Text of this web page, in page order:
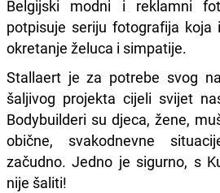
Belgijski modni i reklamni
potpisuje seriju fotografija koja
okretanje želuca i simpatije.
Stallaert je za potrebe svog
šaljivog projekta cijeli svijet
Bodybuilderi su djeca, žene,
obične, svakodnevne
začudno. Jedno je sigurno, s
nije šaliti!